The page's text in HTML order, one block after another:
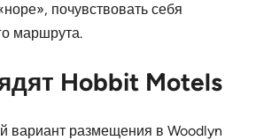
почувствовать себя
маршрута.
Hobbit Motels
вариант размещения в Woodlyn